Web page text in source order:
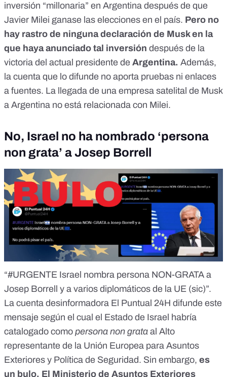
inversión “millonaria” en Argentina después de que
Javier Milei ganase las elecciones en el país. Pero no
hay rastro de ninguna declaración de Musk en la
que haya anunciado tal inversión después de la
victoria del actual presidente de Argentina. Además,
la cuenta que lo difunde no aporta pruebas ni enlaces
a fuentes. La llegada de una empresa satelital de Musk
a Argentina no está relacionada con Milei.
No, Israel no ha nombrado ‘persona
non grata’ a Josep Borrell
“#URGENTE Israel nombra persona NON-GRATA a
Josep Borrell y a varios diplomáticos de la UE (sic)”.
La cuenta desinformadora El Puntual 24H difunde este
mensaje según el cual el Estado de Israel habría
catalogado como persona non grata al Alto
representante de la Unión Europea para Asuntos
Exteriores y Política de Seguridad. Sin embargo, es
un bulo. El Ministerio de Asuntos Exteriores